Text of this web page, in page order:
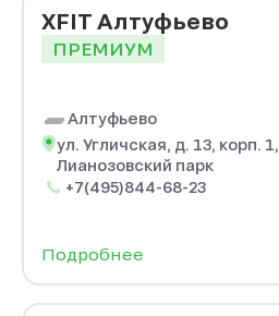
XFIT Алтуфьево
ПРЕМИУМ
Алтуфьево
ул. Угличская, д. 13, корп. 1,
Лианозовский парк
+7(495)844-68-23
Подробнее